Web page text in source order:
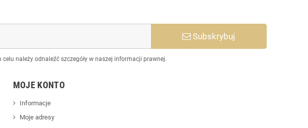
Subskrybuj
należy odnaleźć szczegóły w naszej informacji prawnej.
MOJE KONTO
Informacje
Moje adresy